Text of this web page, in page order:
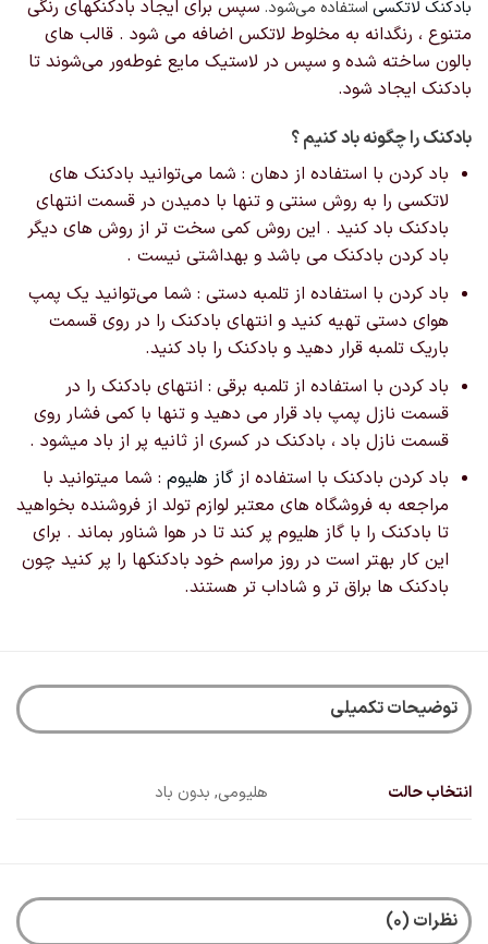
بادکنک لاتکسی استفاده می‌شود. سپس برای ایجاد بادکنکهای رنگی
متنوع ، رنگدانه به مخلوط لاتکس اضافه می شود . قالب های
بالون ساخته شده و سپس در لاستیک مایع غوطه‌ور می‌شوند تا
بادکنک ایجاد شود.
بادکنک را چگونه باد کنیم ؟
باد کردن با استفاده از دهان : شما می‌توانید بادکنک های
لاتکسی را به روش سنتی و تنها با دمیدن در قسمت انتهای
بادکنک باد کنید . این روش کمی سخت تر از روش های دیگر
باد کردن بادکنک می باشد و بهداشتی نیست .
باد کردن با استفاده از تلمبه دستی : شما می‌توانید یک پمپ
هوای دستی تهیه کنید و انتهای بادکنک را در روی قسمت
باریک تلمبه قرار دهید و بادکنک را باد کنید.
باد کردن با استفاده از تلمبه برقی : انتهای بادکنک را در
قسمت نازل پمپ باد قرار می دهید و تنها با کمی فشار روی
قسمت نازل باد ، بادکنک در کسری از ثانیه پر از باد میشود .
باد کردن بادکنک با استفاده از گاز هلیوم: شما میتوانید با
مراجعه به فروشگاه های معتبر لوازم تولد از فروشنده بخواهید
تا بادکنک را با گاز هلیوم پر کند تا در هوا شناور بماند . برای
این کار بهتر است در روز مراسم خود بادکنکها را پر کنید چون
بادکنک ها براق تر و شاداب تر هستند.
توضیحات تکمیلی
انتخاب حالت هلیومی, بدون باد
نظرات (0)